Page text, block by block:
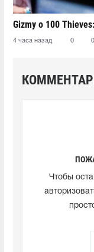
Gizmy о 100
4 часа назад 0 0
Чтобы